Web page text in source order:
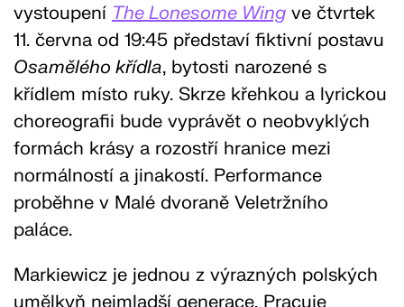
vystoupení The Lonesome Wing ve čtvrtek
11. června od 19:45 představí fiktivní postavu
Osamělého křídla, bytosti narozené s
křídlem místo ruky. Skrze křehkou a lyrickou
choreografii bude vyprávět o neobvyklých
formách krásy a rozostří hranice mezi
normálností a jinakostí. Performance
proběhne v Malé dvoraně Veletržního
paláce.
Markiewicz je jednou z výrazných polských
umělkyň nejmladší generace. Pracuje